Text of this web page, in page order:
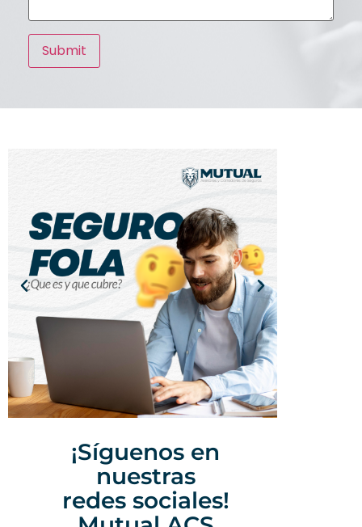
¡Síguenos en
nuestras
redes sociales!